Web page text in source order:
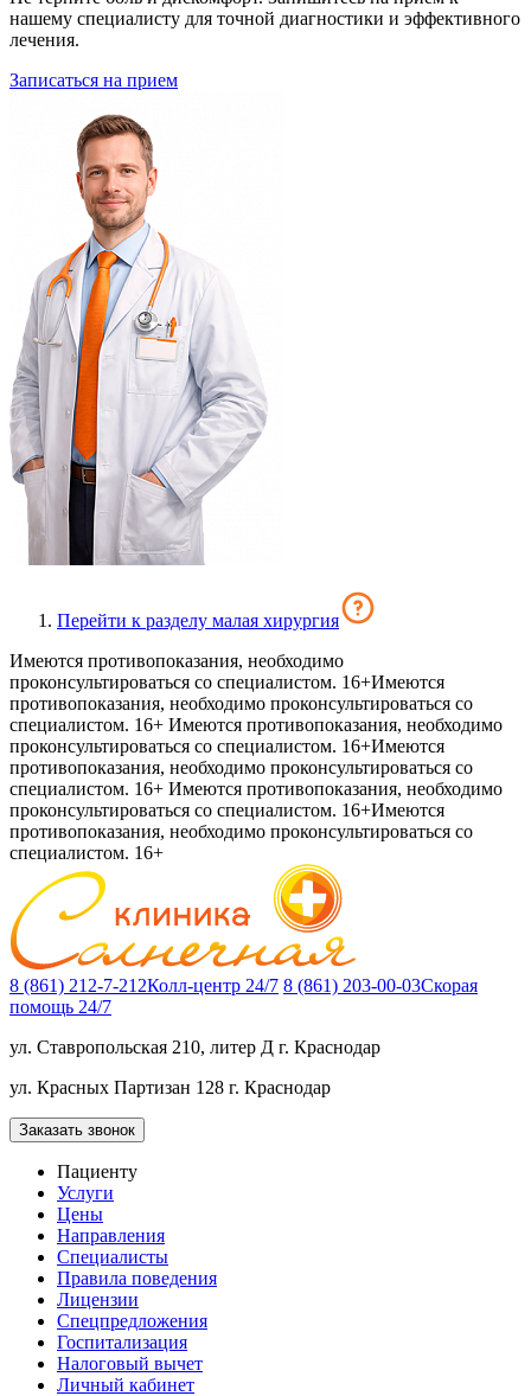
нашему специалисту для точной диагностики и эффективного
лечения.
Записаться на прием
Перейти к разделу малая хирургия
Имеются противопоказания, необходимо
проконсультироваться со специалистом. 16+Имеются
противопоказания, необходимо проконсультироваться со
специалистом. 16+ Имеются противопоказания, необходимо
проконсультироваться со специалистом. 16+Имеются
противопоказания, необходимо проконсультироваться со
специалистом. 16+ Имеются противопоказания, необходимо
проконсультироваться со специалистом. 16+Имеются
противопоказания, необходимо проконсультироваться со
специалистом. 16+
8 (861) 212-7-212Колл-центр 24/7 8 (861) 203-00-03Скорая
помощь 24/7
ул. Ставропольская 210, литер Д г. Краснодар
ул. Красных Партизан 128 г. Краснодар
Заказать звонок
Пациенту
Услуги
Цены
Направления
Специалисты
Правила поведения
Лицензии
Спецпредложения
Госпитализация
Налоговый вычет
Личный кабинет